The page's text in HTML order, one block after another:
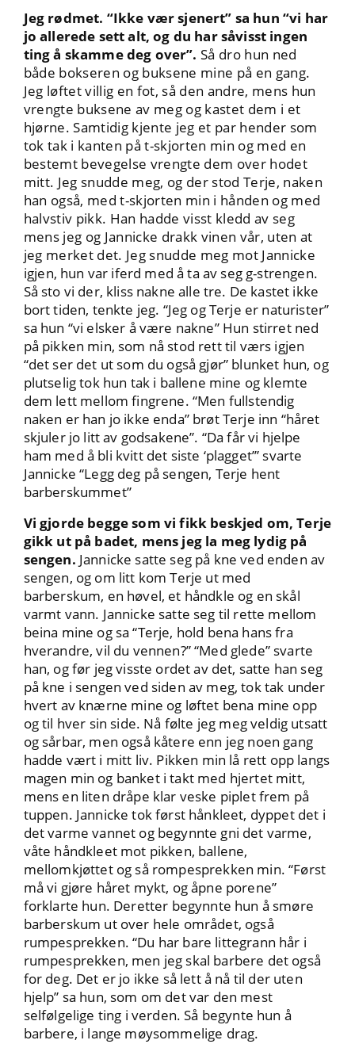
Jeg rødmet. “Ikke vær sjenert” sa hun “vi har
jo allerede sett alt, og du har såvisst ingen
ting å skamme deg over”. Så dro hun ned
både bokseren og buksene mine på en gang.
Jeg løftet villig en fot, så den andre, mens hun
vrengte buksene av meg og kastet dem i et
hjørne. Samtidig kjente jeg et par hender som
tok tak i kanten på t-skjorten min og med en
bestemt bevegelse vrengte dem over hodet
mitt. Jeg snudde meg, og der stod Terje, naken
han også, med t-skjorten min i hånden og med
halvstiv pikk. Han hadde visst kledd av seg
mens jeg og Jannicke drakk vinen vår, uten at
jeg merket det. Jeg snudde meg mot Jannicke
igjen, hun var iferd med å ta av seg g-strengen.
Så sto vi der, kliss nakne alle tre. De kastet ikke
bort tiden, tenkte jeg. “Jeg og Terje er naturister”
sa hun “vi elsker å være nakne” Hun stirret ned
på pikken min, som nå stod rett til værs igjen
“det ser det ut som du også gjør” blunket hun, og
plutselig tok hun tak i ballene mine og klemte
dem lett mellom fingrene. “Men fullstendig
naken er han jo ikke enda” brøt Terje inn “håret
skjuler jo litt av godsakene”. “Da får vi hjelpe
ham med å bli kvitt det siste ‘plagget’” svarte
Jannicke “Legg deg på sengen, Terje hent
barberskummet”
Vi gjorde begge som vi fikk beskjed om, Terje
gikk ut på badet, mens jeg la meg lydig på
sengen. Jannicke satte seg på kne ved enden av
sengen, og om litt kom Terje ut med
barberskum, en høvel, et håndkle og en skål
varmt vann. Jannicke satte seg til rette mellom
beina mine og sa “Terje, hold bena hans fra
hverandre, vil du vennen?” “Med glede” svarte
han, og før jeg visste ordet av det, satte han seg
på kne i sengen ved siden av meg, tok tak under
hvert av knærne mine og løftet bena mine opp
og til hver sin side. Nå følte jeg meg veldig utsatt
og sårbar, men også kåtere enn jeg noen gang
hadde vært i mitt liv. Pikken min lå rett opp langs
magen min og banket i takt med hjertet mitt,
mens en liten dråpe klar veske piplet frem på
tuppen. Jannicke tok først hånkleet, dyppet det i
det varme vannet og begynnte gni det varme,
våte håndkleet mot pikken, ballene,
mellomkjøttet og så rompesprekken min. “Først
må vi gjøre håret mykt, og åpne porene”
forklarte hun. Deretter begynnte hun å smøre
barberskum ut over hele området, også
rumpesprekken. “Du har bare littegrann hår i
rumpesprekken, men jeg skal barbere det også
for deg. Det er jo ikke så lett å nå til der uten
hjelp” sa hun, som om det var den mest
selfølgelige ting i verden. Så begynte hun å
barbere, i lange møysommelige drag.